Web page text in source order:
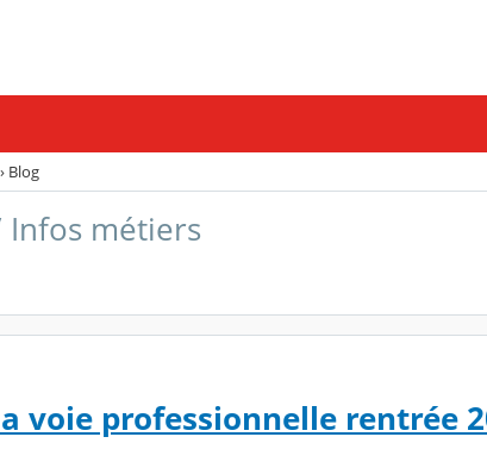
› Blog
métiers
voie professionnelle rentrée